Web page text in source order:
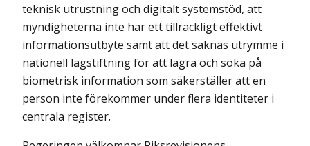
teknisk utrustning och digitalt systemstöd, att
myndigheterna inte har ett tillräckligt effektivt
informationsutbyte samt att det saknas utrymme i
nationell lagstiftning för att lagra och söka på
biometrisk information som säkerställer att en
person inte förekommer under flera identiteter i
centrala register.